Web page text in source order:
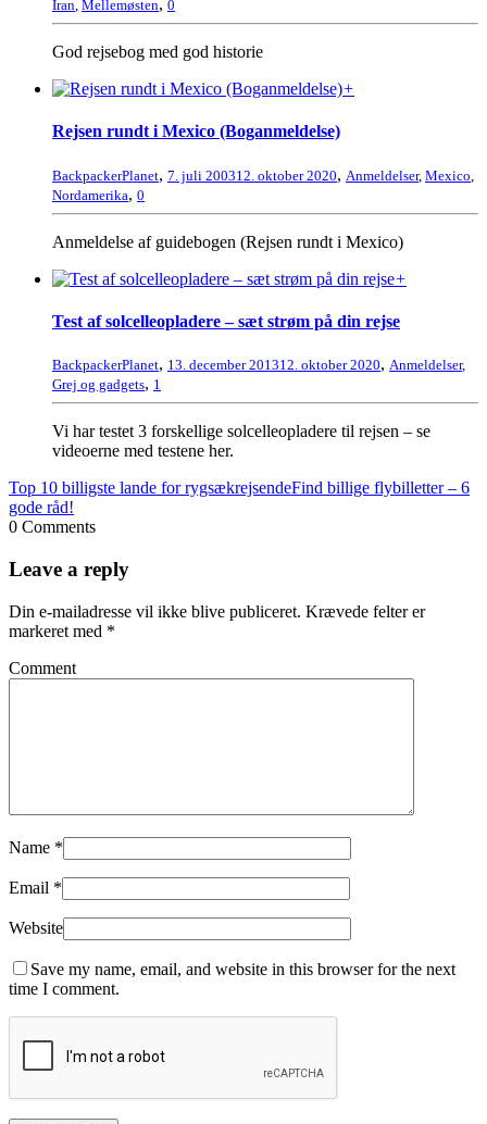
Iran, Mellemøsten, 0
God rejsebog med god historie
+
Rejsen rundt i Mexico (Boganmeldelse)
BackpackerPlanet, 7. juli 200312. oktober 2020, Anmeldelser, Mexico
Nordamerika, 0
Anmeldelse af guidebogen (Rejsen rundt i Mexico)
+
Test af solcelleopladere – sæt strøm på din rejse
BackpackerPlanet, 13. december 201312. oktober 2020, Anmeldelser,
Grej og gadgets, 1
Vi har testet 3 forskellige solcelleopladere til rejsen – se
videoerne med testene her.
Top 10 billigste lande for rygsækrejsendeFind billige flybilletter – 6
gode råd!
0 Comments
Leave a reply
Din e-mailadresse vil ikke blive publiceret. Krævede felter er
markeret med *
Comment
Name *
Email *
Website
Save my name, email, and website in this browser for the next
time I comment.